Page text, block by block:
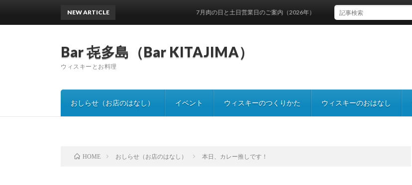
Bar 㐂多島（Bar KITAJIMA）
ウィスキーとお料理
おしらせ（お店のはなし） イベント ウィスキーのつくりかた ウィスキーのおはなし
NEW ARTICLE 7月肉の日と土日営業日のご案内（2026年）
HOME おしらせ（お店のはなし） 本日、カレー推しです！